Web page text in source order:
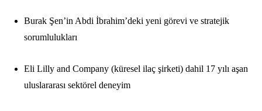
Burak Şen’in Abdi İbrahim’deki yeni görevi ve stratejik
sorumlulukları
Eli Lilly and Company (küresel ilaç şirketi) dahil 17 yılı aşan
uluslararası sektörel deneyim